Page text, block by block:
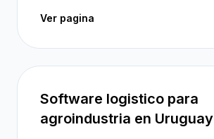
Ver pagina
Software logistico para
agroindustria en Uruguay